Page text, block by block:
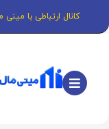
کانال ارتباطی با مینی